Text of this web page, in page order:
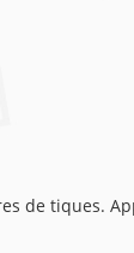
de tiques.